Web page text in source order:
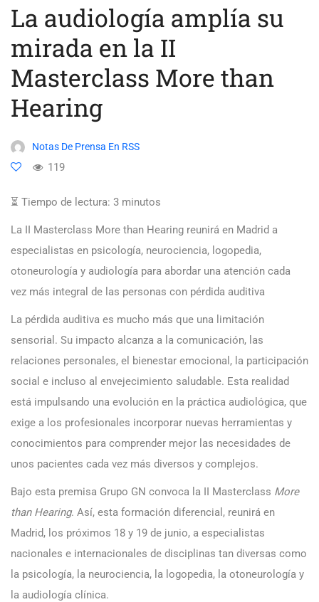
La audiología amplía su
mirada en la II
Masterclass More than
Hearing
Notas De Prensa En RSS
119
⏳ Tiempo de lectura: 3 minutos
La II Masterclass More than Hearing reunirá en Madrid a
especialistas en psicología, neurociencia, logopedia,
otoneurología y audiología para abordar una atención cada
vez más integral de las personas con pérdida auditiva
La pérdida auditiva es mucho más que una limitación
sensorial. Su impacto alcanza a la comunicación, las
relaciones personales, el bienestar emocional, la participación
social e incluso al envejecimiento saludable. Esta realidad
está impulsando una evolución en la práctica audiológica, que
exige a los profesionales incorporar nuevas herramientas y
conocimientos para comprender mejor las necesidades de
unos pacientes cada vez más diversos y complejos.
Bajo esta premisa Grupo GN convoca la II Masterclass More
than Hearing. Así, esta formación diferencial, reunirá en
Madrid, los próximos 18 y 19 de junio, a especialistas
nacionales e internacionales de disciplinas tan diversas como
la psicología, la neurociencia, la logopedia, la otoneurología y
la audiología clínica.